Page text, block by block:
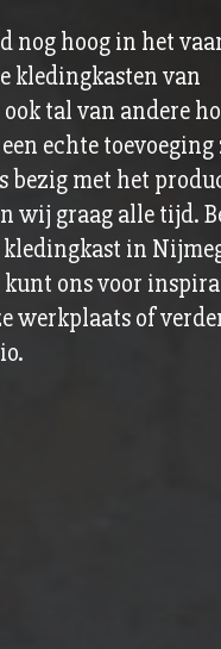
nog hoog in het
kledingkasten van
tal van andere
echte toevoeging
bezig met het
wij graag alle tijd.
in
kunt ons voor
werkplaats of